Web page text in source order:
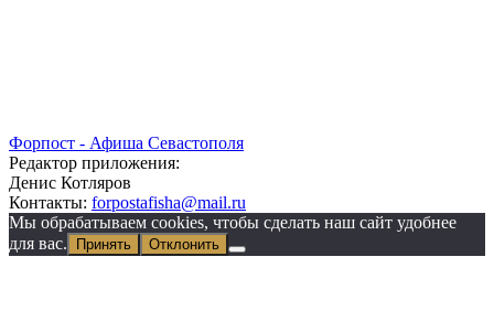
Форпост - Афиша Севастополя
Редактор приложения:
Денис Котляров
Контакты: forpostafisha@mail.ru
Мы обрабатываем cookies, чтобы сделать наш сайт удобнее
для вас.
Принять Отклонить